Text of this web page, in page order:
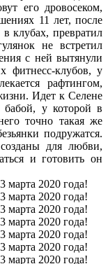
его дровосеком,
11 лет, после
клубах, превратил
не встретил
с ней вытянули
фитнесс-клубов, у
рафтингом,
Идет к Селене
у которой в
точно такая же
подружатся.
для любви,
и готовить он